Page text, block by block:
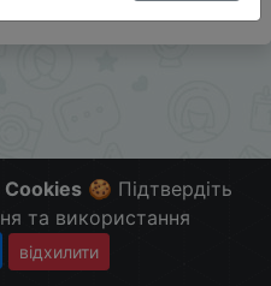
Cookies 🍪 Підтвердіть
та використання
відхилити